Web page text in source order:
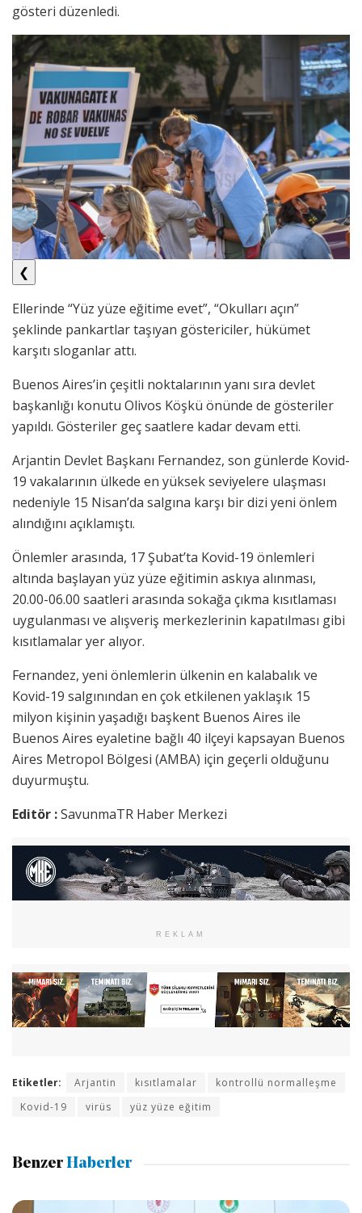
gösteri düzenledi.
❮
Ellerinde “Yüz yüze eğitime evet”, “Okulları açın”
şeklinde pankartlar taşıyan göstericiler, hükümet
karşıtı sloganlar attı.
Buenos Aires’in çeşitli noktalarının yanı sıra devlet
başkanlığı konutu Olivos Köşkü önünde de gösteriler
yapıldı. Gösteriler geç saatlere kadar devam etti.
Arjantin Devlet Başkanı Fernandez, son günlerde Kovid-
19 vakalarının ülkede en yüksek seviyelere ulaşması
nedeniyle 15 Nisan’da salgına karşı bir dizi yeni önlem
alındığını açıklamıştı.
Önlemler arasında, 17 Şubat’ta Kovid-19 önlemleri
altında başlayan yüz yüze eğitimin askıya alınması,
20.00-06.00 saatleri arasında sokağa çıkma kısıtlaması
uygulanması ve alışveriş merkezlerinin kapatılması gibi
kısıtlamalar yer alıyor.
Fernandez, yeni önlemlerin ülkenin en kalabalık ve
Kovid-19 salgınından en çok etkilenen yaklaşık 15
milyon kişinin yaşadığı başkent Buenos Aires ile
Buenos Aires eyaletine bağlı 40 ilçeyi kapsayan Buenos
Aires Metropol Bölgesi (AMBA) için geçerli olduğunu
duyurmuştu.
Editör :SavunmaTR Haber Merkezi
REKLAM
Etiketler: Arjantin kısıtlamalar
kontrollü normalleşme
Kovid-19
virüs yüz yüze eğitim
Benzer Haberler